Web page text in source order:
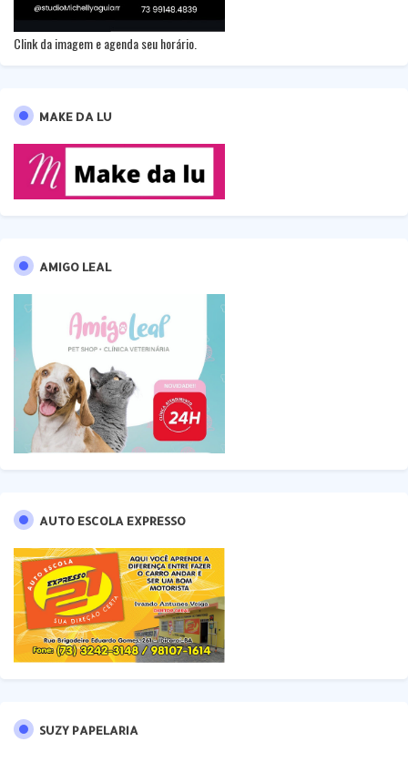
Clink da imagem e agenda seu horário.
MAKE DA LU
AMIGO LEAL
AUTO ESCOLA EXPRESSO
SUZY PAPELARIA